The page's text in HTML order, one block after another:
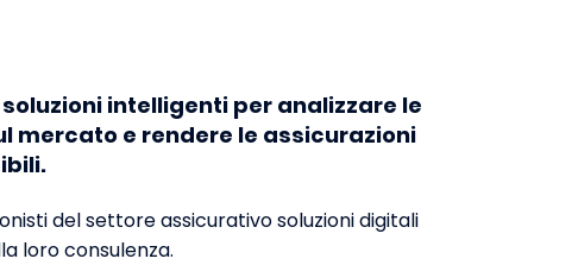
intelligenti per analizzare le
mercato e rendere le assicurazioni
del settore assicurativo soluzioni digitali
loro consulenza.